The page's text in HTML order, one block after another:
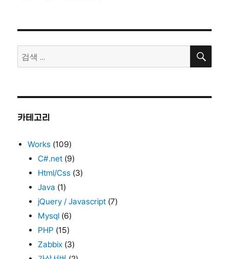
용
증
벤
트
검
색:
검
카테고리
Works (109)
C#.net (9)
Html/Css (3)
Java (1)
jQuery / Javascript (7)
Mysql (6)
PHP (15)
Zabbix (3)